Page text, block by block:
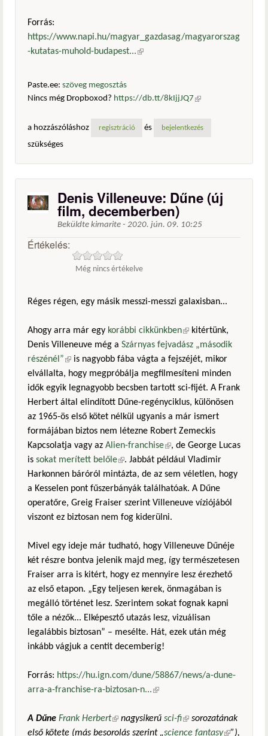
Forrás:
https://www.napi.hu/magyar_gazdasag/magyarorszag
-kutatas-muhold-budapest...(külső hivatkozás)
Paste.ee: szöveg megosztás
Nincs még Dropboxod? https://db.tt/8kIjjJQ7 (külső
a hozzászóláshoz
regisztráció és bejelentkezés
szükséges
Denis Villeneuve: Dűne (új
film, decemberben)
Beküldte kimarite - 2020. jún. 09. 10:25
Értékelés:
Még nincs értékelve
Réges régen, egy másik messzi-messzi galaxisban...
Ahogy arra már egy korábbi cikkünkben(külső hivatkozás)
kitértünk,
Denis Villeneuve még a Szárnyas fejvadász „második
részénél”(külső hivatkozás)
is nagyobb fába vágta a fejszéjét, mikor
elvállalta, hogy megpróbálja megfilmesíteni minden
idők egyik legnagyobb becsben tartott sci-fijét. A Frank
Herbert által elindított Dűne-regényciklus, különösen
az 1965-ös első kötet nélkül ugyanis a már ismert
formájában biztos nem létezne Robert Zemeckis
Kapcsolatja vagy az Alien-franchise(külső hivatkozás)
, de George Lucas
is sokat merített belőle(külső hivatkozás)
. Jabbát például Vladimir
Harkonnen báróról mintázta, de az sem véletlen, hogy
a Kesselen pont fűszerbányák találhatóak. A Dűne
operatőre, Greig Fraiser szerint Villeneuve víziójából
viszont ez biztosan nem fog kiderülni.
Mivel egy ideje már tudható, hogy Villeneuve Dűnéje
két részre bontva jelenik majd meg, így természetesen
Fraiser arra is kitért, hogy ez mennyire lesz érezhető
az első etapon. „Egy teljesen kerek, önmagában is
megálló történet lesz. Szerintem sokat fognak kapni
tőle a nézők... Elképesztő utazás lesz, vizuálisan
legalábbis biztosan” – mesélte. Hát, ezek után még
inkább vágjuk a centit decemberig!
Forrás: https://hu.ign.com/dune/58867/news/a-dune-
arra-a-franchise-ra-biztosan-n...(külső hivatkozás)
A Dűne Frank Herbert(külső hivatkozás)
nagysikerű sci-fi(külső hivatkozás)
sorozatának
első kötete (más besorolás szerint „science fantasy(külső
”),